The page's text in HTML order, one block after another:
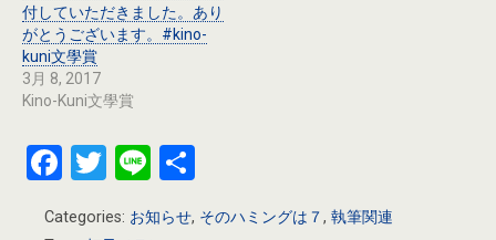
付していただきました。あり
がとうございます。#kino-
kuni文學賞
3月 8, 2017
Kino-Kuni文學賞
F
T
Li
Categories: お知らせ, そのハミングは７, 執筆関連